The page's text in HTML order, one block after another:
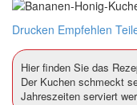
Drucken Empfehlen
Hier finden Sie das
Der Kuchen schmeckt
Jahreszeiten serviert